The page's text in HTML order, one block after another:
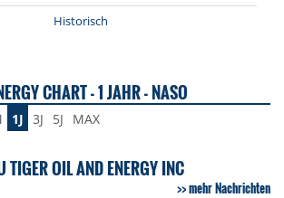
Historisch
CHART - 1 JAHR - NASO
1J 3J 5J MAX
TIGER OIL AND ENERGY INC
mehr Nachrichten